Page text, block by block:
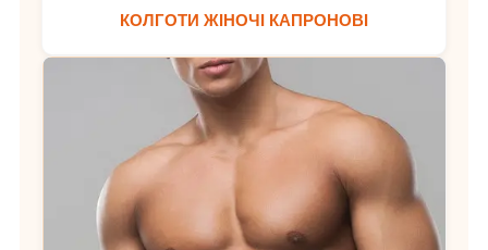
КОЛГОТИ ЖІНОЧІ КАПРОНОВІ